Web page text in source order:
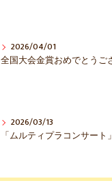
2026/04/01
全国大会金賞おめでとうご
2026/03/13
「ムルティプラコンサート